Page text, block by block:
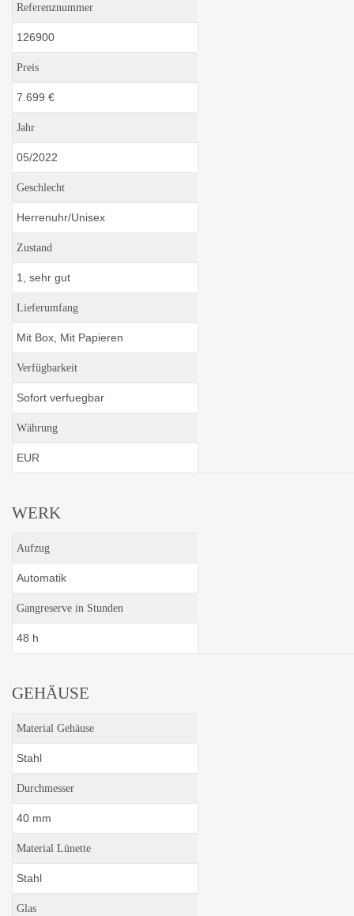
Referenznummer
126900
Preis
7.699 €
Jahr
05/2022
Geschlecht
Herrenuhr/Unisex
Zustand
1, sehr gut
Lieferumfang
Mit Box, Mit Papieren
Verfügbarkeit
Sofort verfuegbar
Währung
EUR
WERK
Aufzug
Automatik
Gangreserve in Stunden
48 h
GEHÄUSE
Material Gehäuse
Stahl
Durchmesser
40 mm
Material Lünette
Stahl
Glas